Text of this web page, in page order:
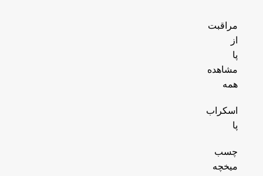
مراقبت
از
پا
مشاهده
همه
اسکراب
پا
چسب
میخچه